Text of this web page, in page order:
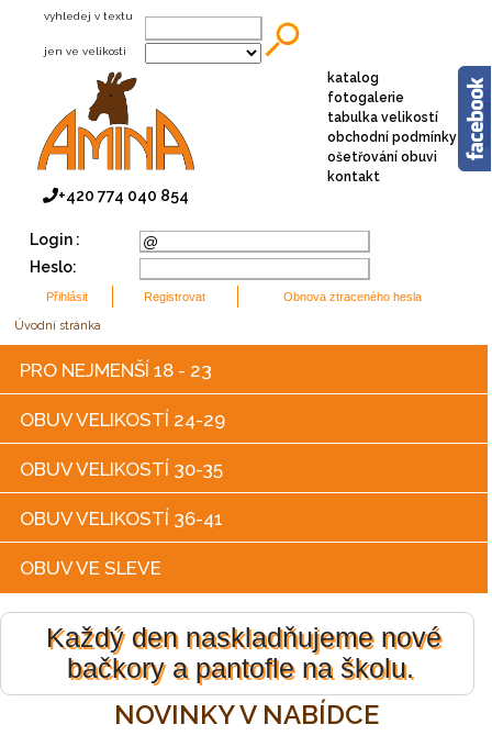
+420 774 040 854
vyhledej v textu
jen ve velikosti
Login :
Heslo:
Úvodní stránka
katalog
fotogalerie
tabulka velikostí
obchodní podmínky
ošetřování obuvi
kontakt
PRO NEJMENŠÍ 18 - 23
OBUV VELIKOSTÍ 24-29
OBUV VELIKOSTÍ 30-35
OBUV VELIKOSTÍ 36-41
OBUV VE SLEVE
Každý den naskladňujeme nové
bačkory a pantofle na školu.
NOVINKY V NABÍDCE